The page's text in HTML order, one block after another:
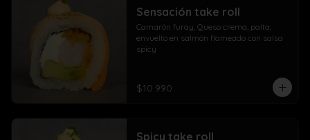
Sensación take roll
Camarón furay, Queso crema, palta,
envuelto en salmón flameado con salsa
spicy
$10.990
Spicy take roll